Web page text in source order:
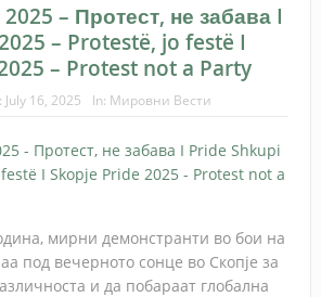
– Протест, не забава I
– Protestë, jo festë I
– Protest not a Party
July 16, 2025 In: Мировни Вести
мирни демонстранти во бои на
под вечерното сонце во Скопје за
и да побараат глобална